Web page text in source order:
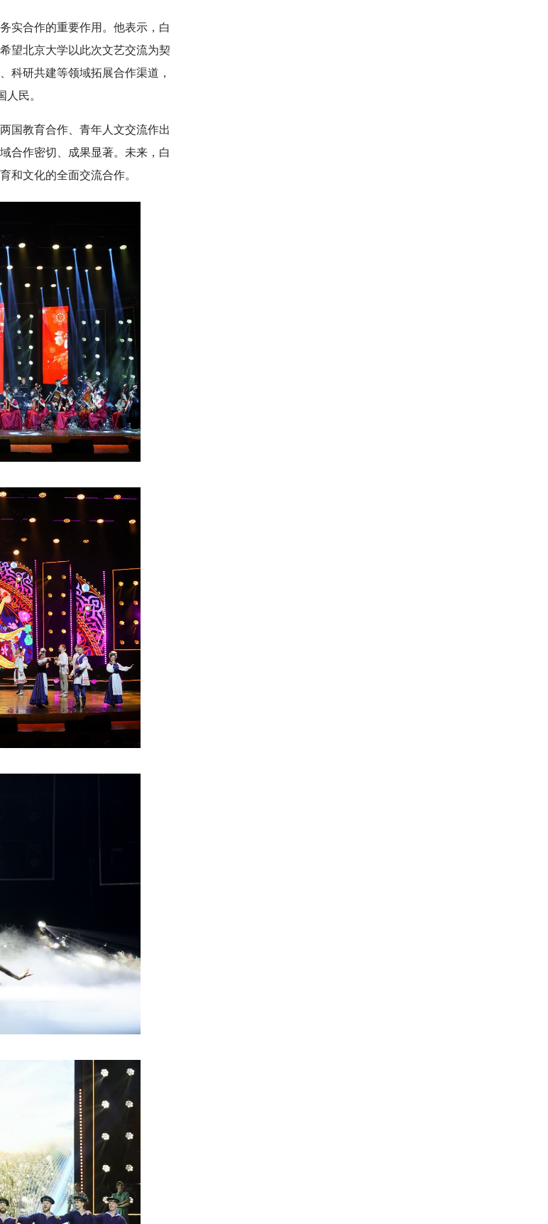
实合作的重要作用。他表示，白
望北京大学以此次文艺交流为契
科研共建等领域拓展合作渠道，
民。
国教育合作、青年人文交流作出
合作密切、成果显著。未来， 白
和文化的全面交流合作。